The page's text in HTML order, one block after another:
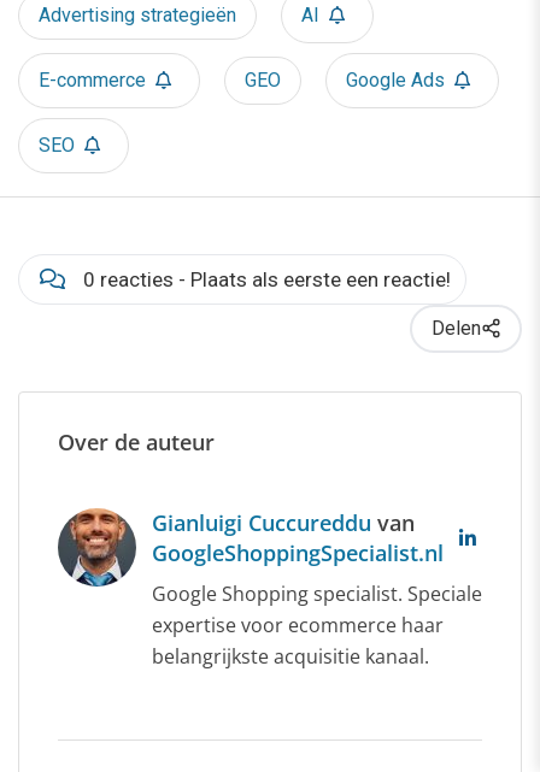
Advertising strategieën AI
E-commerce GEO Google Ads
SEO
0 reacties - Plaats als eerste een reactie!
Delen
Over de auteur
Gianluigi Cuccureddu van
GoogleShoppingSpecialist.nl
Google Shopping specialist. Speciale
expertise voor ecommerce haar
belangrijkste acquisitie kanaal.